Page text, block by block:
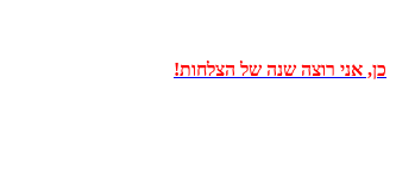
כן, אני רוצה שנה של הצלחות!